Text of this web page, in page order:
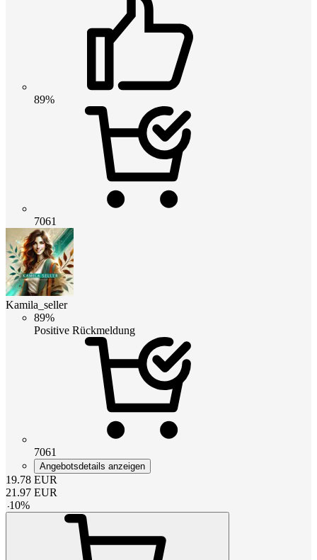
89%
7061
Kamila_seller
89%
Positive Rückmeldung
7061
Angebotsdetails anzeigen
19.78 EUR
21.97 EUR
-10%